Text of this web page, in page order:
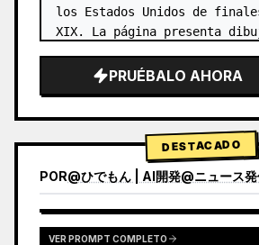
los Estados Unidos de
XIX. La página presenta
PRUÉBALO AHORA
DESTACADO
POR@ひでもん | AI開発@ニュース
VER RESULTADOS DE OTROS
VER PROMPT COMPLETO